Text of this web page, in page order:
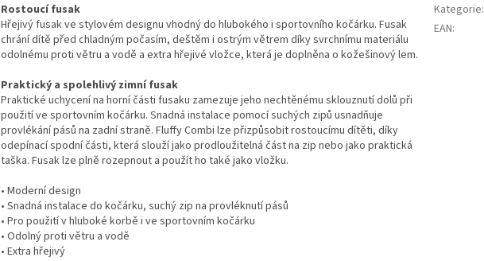
Rostoucí fusak
Hřejivý fusak ve stylovém designu vhodný do hlubokého i sportovního kočárku. Fusak
chrání dítě před chladným počasím, deštěm i ostrým větrem díky svrchnímu materiálu
odolnému proti větru a vodě a extra hřejivé vložce, která je doplněna o kožešinový lem.
Praktický a spolehlivý zimní fusak
Praktické uchycení na horní části fusaku zamezuje jeho nechtěnému sklouznutí dolů při
použití ve sportovním kočárku. Snadná instalace pomocí suchých zipů usnadňuje
provlékání pásů na zadní straně. Fluffy Combi lze přizpůsobit rostoucímu dítěti, díky
odepínací spodní části, která slouží jako prodloužitelná část na zip nebo jako praktická
taška. Fusak lze plně rozepnout a použít ho také jako vložku.
• Moderní design
• Snadná instalace do kočárku, suchý zip na provléknutí pásů
• Pro použití v hluboké korbě i ve sportovním kočárku
• Odolný proti větru a vodě
• Extra hřejivý
Kategorie:
EAN: